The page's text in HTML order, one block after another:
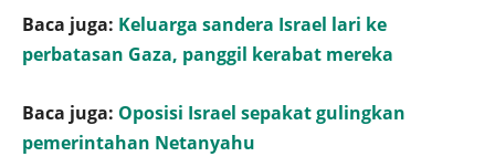
Baca juga: Keluarga sandera Israel lari ke
perbatasan Gaza, panggil kerabat mereka
Baca juga: Oposisi Israel sepakat gulingkan
pemerintahan Netanyahu